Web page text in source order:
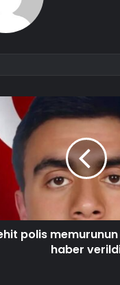
polis memurunun
haber